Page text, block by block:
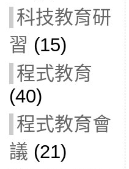
科技教育研
習 (15)
程式教育
(40)
程式教育會
議 (21)